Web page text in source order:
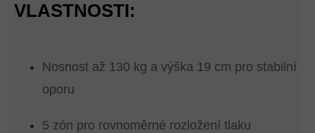
VLASTNOSTI:
Nosnost až 130 kg a výška 19 cm pro stabilní
oporu
5 zón pro rovnoměrné rozložení tlaku